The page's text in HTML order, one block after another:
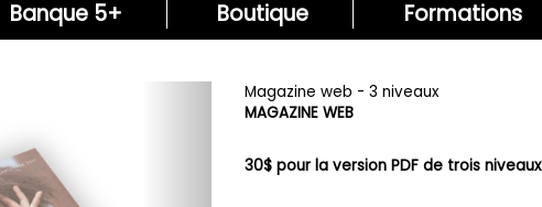
Banque 5+ Boutique Formations
Magazine web - 3 niveaux
MAGAZINE WEB
30$ pour la version PDF de trois niveaux